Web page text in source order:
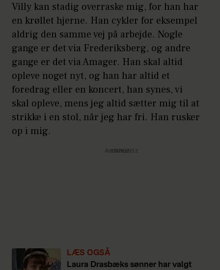
Villy kan stadig overraske mig, for han har
en krøllet hjerne. Han cykler for eksempel
aldrig den samme vej på arbejde. Nogle
gange er det via Frederiksberg, og andre
gange er det via Amager. Han skal altid
opleve noget nyt, og han har altid et
foredrag eller en koncert, han synes, vi
skal opleve, mens jeg altid sætter mig til at
strikke i en stol, når jeg har fri. Han rusker
op i mig.
Annonce
LÆS OGSÅ
Laura Drasbæks sønner har valgt